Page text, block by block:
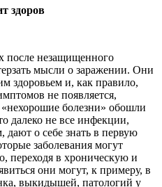
здоров
после незащищенного
мысли о заражении. Они
здоровьем и, как правило,
не появляется,
болезни» обошли
далеко не все инфекции,
о себе знать в первую
заболевания могут
переходя в хроническую и
они могут, к примеру, в
выкидышей, патологий у